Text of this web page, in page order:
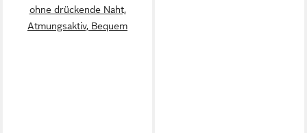
ohne drückende Naht,
Atmungsaktiv, Bequem